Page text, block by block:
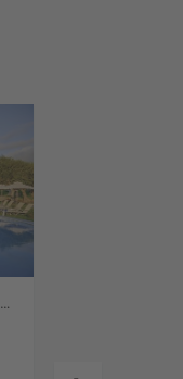
Griechenland • Kreta • Chersonissos